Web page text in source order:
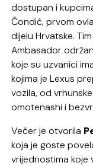
dostupan i
Čondić, prvom
dijelu Hrvatske.
Ambasador
koje su uzvanici
kojima je Lexus
vozila, od
omotenashi i
Večer je otvorila
koja je goste
vrijednostima koje